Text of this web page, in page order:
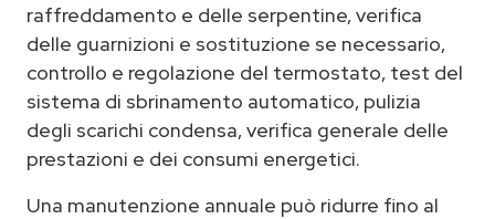
raffreddamento e delle serpentine, verifica
delle guarnizioni e sostituzione se necessario,
controllo e regolazione del termostato, test del
sistema di sbrinamento automatico, pulizia
degli scarichi condensa, verifica generale delle
prestazioni e dei consumi energetici.
Una manutenzione annuale può ridurre fino al